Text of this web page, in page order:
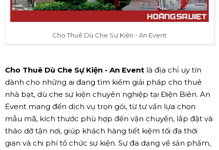
Cho Thuê Dù Che Sự Kiện - An Event
Cho Thuê Dù Che Sự Kiện - An Event là địa chỉ uy tín
dành cho những ai đang tìm kiếm giải pháp cho thuê
nhà bạt, dù che sự kiện chuyên nghiệp tại Điện Biên. An
Event mang đến dịch vụ trọn gói, từ tư vấn lựa chọn
mẫu mã, kích thước phù hợp đến vận chuyển, lắp đặt và
tháo dỡ tận nơi, giúp khách hàng tiết kiệm tối đa thời
gian và chi phí tổ chức sự kiện. Sự đa dạng về sản phẩm,